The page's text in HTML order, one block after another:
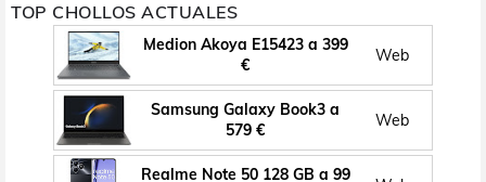
TOP CHOLLOS ACTUALES
Medion Akoya E15423 a 399
€
Web
Samsung Galaxy Book3 a
579 €
Web
Realme Note 50 128 GB a 99